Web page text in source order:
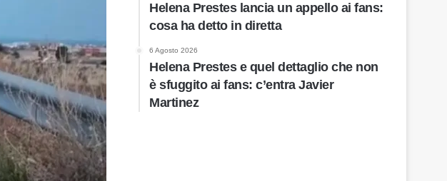
Helena Prestes lancia un appello ai fans:
cosa ha detto in diretta
6 Agosto 2026
Helena Prestes e quel dettaglio che non
è sfuggito ai fans: c’entra Javier
Martinez